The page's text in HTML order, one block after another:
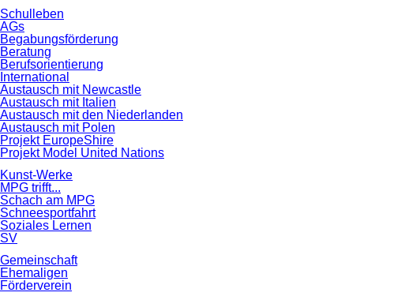
Schulleben
AGs
Begabungsförderung
Beratung
Berufsorientierung
International
Austausch mit Newcastle
Austausch mit Italien
Austausch mit den Niederlanden
Austausch mit Polen
Projekt EuropeShire
Projekt Model United Nations
Kunst-Werke
MPG trifft...
Schach am MPG
Schneesportfahrt
Soziales Lernen
SV
Gemeinschaft
Ehemaligen
Förderverein